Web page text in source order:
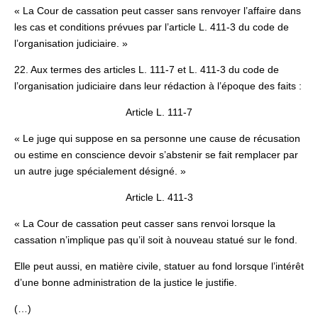
« La Cour de cassation peut casser sans renvoyer l’affaire dans
les cas et conditions prévues par l’article L. 411-3 du code de
l’organisation judiciaire. »
22. Aux termes des articles L. 111-7 et L. 411-3 du code de
l’organisation judiciaire dans leur rédaction à l’époque des faits :
Article L. 111-7
« Le juge qui suppose en sa personne une cause de récusation
ou estime en conscience devoir s’abstenir se fait remplacer par
un autre juge spécialement désigné. »
Article L. 411-3
« La Cour de cassation peut casser sans renvoi lorsque la
cassation n’implique pas qu’il soit à nouveau statué sur le fond.
Elle peut aussi, en matière civile, statuer au fond lorsque l’intérêt
d’une bonne administration de la justice le justifie.
(…)